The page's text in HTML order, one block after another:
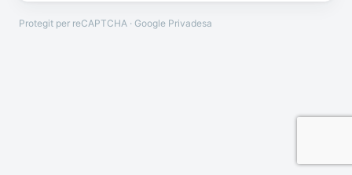
Protegit per reCAPTCHA · Google Privadesa